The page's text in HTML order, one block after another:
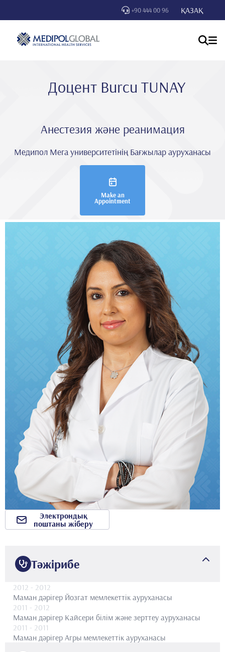
+90 444 00 96 ҚАЗАҚ
Доцент Burcu TUNAY
Анестезия және реанимация
Медипол Мега университетінің Бағжылар ауруханасы
Make an
Appointment
Тәжірибе
2012 - 2012
Маман дәрігер Йозгат мемлекеттік ауруханасы
2011 - 2012
Маман дәрігер Кайсери білім және зерттеу ауруханасы
2011 - 2011
Маман дәрігер Агры мемлекеттік ауруханасы
Электрондық
поштаны жіберу